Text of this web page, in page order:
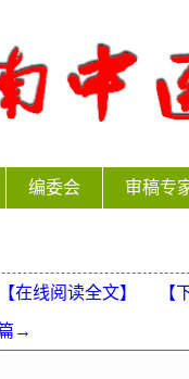
编委会 审稿专
【在线阅读全文】 【
→